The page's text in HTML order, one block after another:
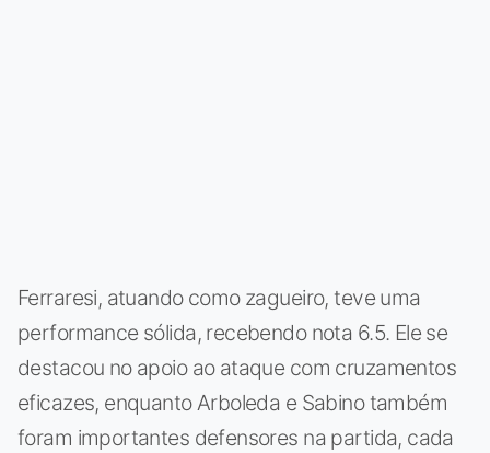
Ferraresi, atuando como zagueiro, teve uma
performance sólida, recebendo nota 6.5. Ele se
destacou no apoio ao ataque com cruzamentos
eficazes, enquanto Arboleda e Sabino também
foram importantes defensores na partida, cada